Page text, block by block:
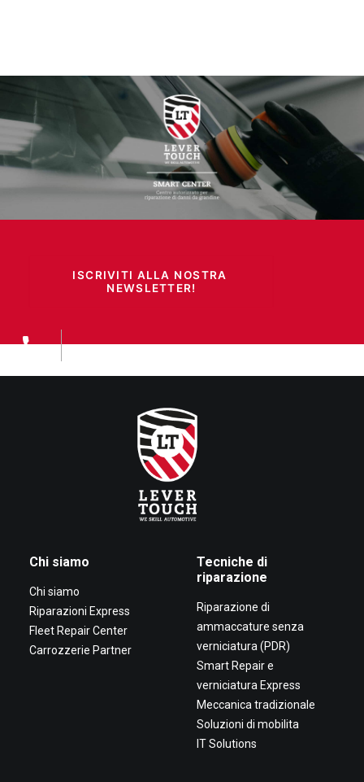
ISCRIVITI ALLA NOSTRA
NEWSLETTER!
Chi siamo
Chi siamo
Riparazioni Express
Fleet Repair Center
Carrozzerie Partner
Tecniche di
riparazione
Riparazione di
ammaccature senza
verniciatura (PDR)
Smart Repair e
verniciatura Express
Meccanica tradizionale
Soluzioni di mobilita
IT Solutions